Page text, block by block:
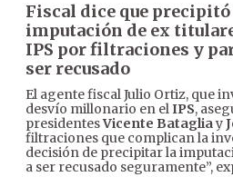
Fiscal dice que precipitó
imputación de ex
IPS por filtraciones y
ser recusado
El agente fiscal Julio Ortiz, que
desvío millonario en elIPS,
presidentesVicente Batagliay
filtraciones que complican la
decisión de precipitar la
a ser recusado seguramente”,